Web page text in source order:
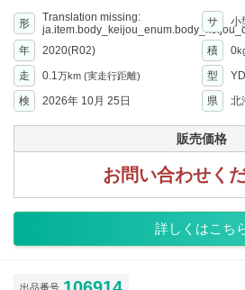
形
Translation missing:
サ 小
年 2020(R02) 積 0
走 0.1万km (実走行距離) 型
検
2026年 10月 25日 県 北
販売価格
お問い合わせくだ
詳しくはこち
出品番号